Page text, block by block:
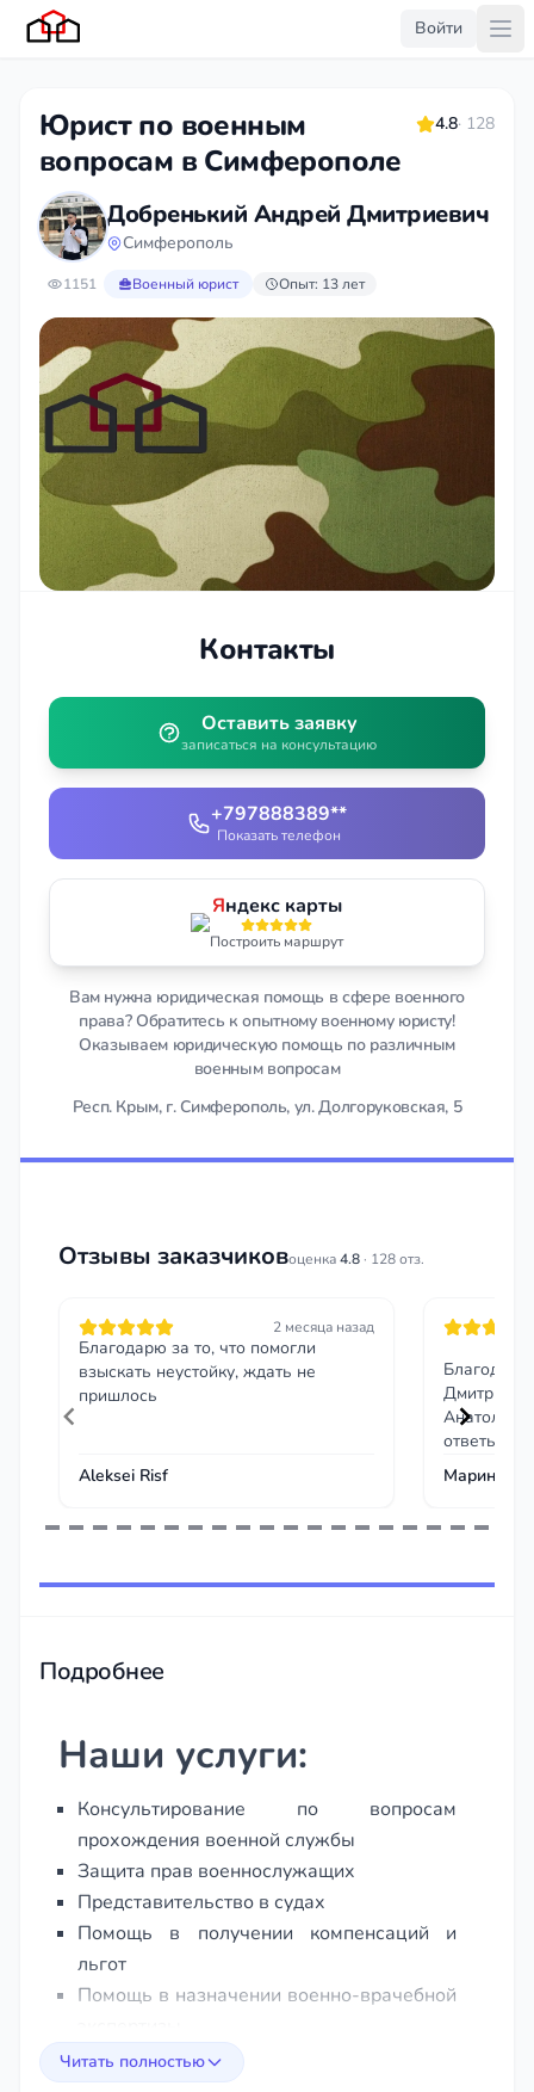
Войти
Юрист по военным
вопросам в Симферополе
4.8· 128
Добренький Андрей Дмитриевич
Симферополь
1151 Военный юрист Опыт: 13 лет
Контакты
Оставить заявку
записаться на консультацию
+797888389**
Показать телефон
Яндекс карты
Построить маршрут
Вам нужна юридическая помощь в сфере военного
права? Обратитесь к опытному военному юристу!
Оказываем юридическую помощь по различным
военным вопросам
Респ. Крым, г. Симферополь, ул. Долгоруковская, 5
Отзывы заказчиковоценка4.8 · 128 отз.
2 месяца назад
Благодарю за то, что помогли
взыскать неустойку, ждать не
пришлось
Aleksei Risf Марина
1
Подробнее
Наши услуги:
Консультирование по вопросам
прохождения военной службы
Защита прав военнослужащих
Представительство в судах
Помощь в получении компенсаций и
льгот
Помощь в назначении военно-врачебной
Мы поможем вам:
Читать полностью